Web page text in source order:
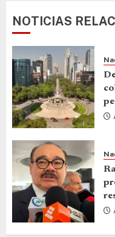
NOTICIAS